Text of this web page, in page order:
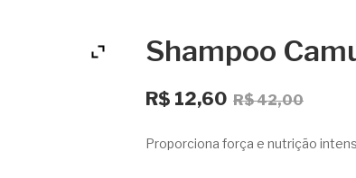
Shampoo
R$42,00O
R$ 12,60
O
atual
Proporciona força e nutrição